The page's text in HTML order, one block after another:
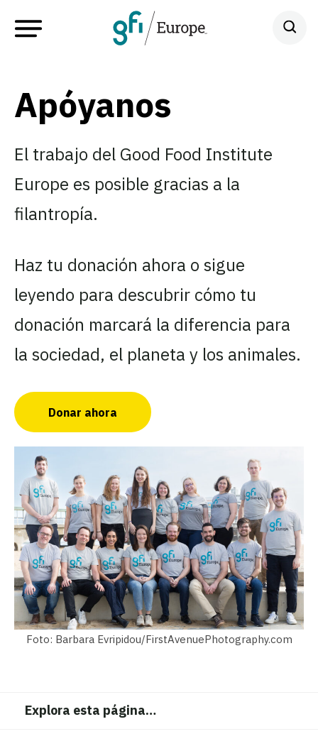
Apóyanos
El trabajo del Good Food Institute
Europe es posible gracias a la
filantropía.
Haz tu donación ahora o sigue
leyendo para descubrir cómo tu
donación marcará la diferencia para
la sociedad, el planeta y los animales.
Donar ahora
Foto: Barbara Evripidou/FirstAvenuePhotography.com
Explora esta página…